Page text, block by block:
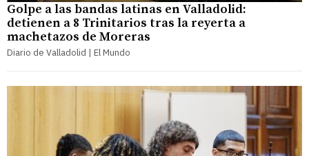
Golpe a las bandas latinas en Valladolid:
detienen a 8 Trinitarios tras la reyerta a
machetazos de Moreras
Diario de Valladolid | El Mundo